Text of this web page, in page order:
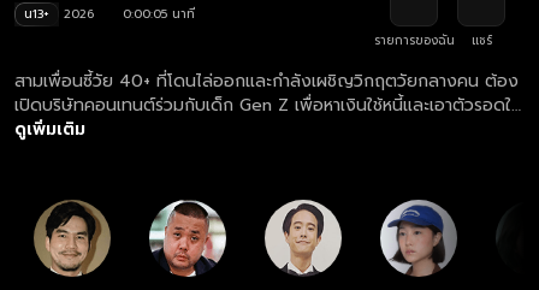
น13+ 2026
0:00:05 นาที
รายการของฉัน
แชร์
สามเพื่อนซี้วัย 40+ ที่โดนไล่ออกและกำลังเผชิญวิกฤตวัยกลางคน ต้อง
เปิดบริษัทคอนเทนต์ร่วมกับเด็ก Gen Z เพื่อหาเงินใช้หนี้และเอาตัวรอดใน
โลกที่พวกเขาตามแทบไม่ทัน
ดูเพิ่มเติม